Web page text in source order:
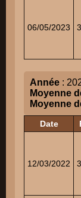
06/05/2023
Année :
Moyenne
Moyenne
Date
12/03/2022